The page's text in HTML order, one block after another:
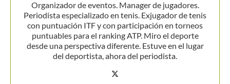
Organizador de eventos. Manager de jugadores.
Periodista especializado en tenis. Exjugador de tenis
con puntuación ITF y con participación en torneos
puntuables para el ranking ATP. Miro el deporte
desde una perspectiva diferente. Estuve en el lugar
del deportista, ahora del periodista.